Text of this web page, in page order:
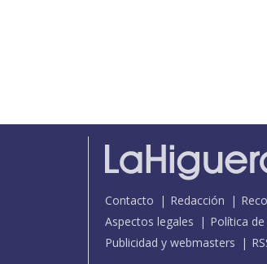
Contacto Redacción
Aspectos legales
Política
Publicidad y webmasters